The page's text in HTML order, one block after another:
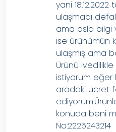
yani
ulaşmadı
ama asla bilgi
ise ürünümün
ulaşmış ama
Ürünü ivedilikle
istiyorum eğer
aradaki ücret
konuda beni
No:2225243214